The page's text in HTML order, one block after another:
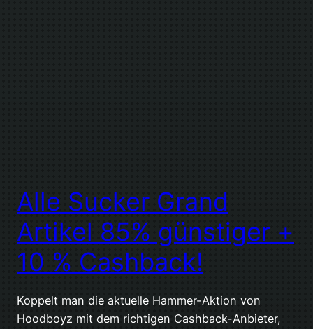
Alle Sucker Grand
Artikel 85% günstiger +
10 % Cashback!
Koppelt man die aktuelle Hammer-Aktion von
Hoodboyz mit dem richtigen Cashback-Anbieter,